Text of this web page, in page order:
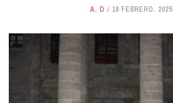
A, D 18 FEBRERO, 2025